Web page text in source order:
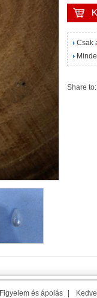
Csak
Share to:
Figyelem és ápolás